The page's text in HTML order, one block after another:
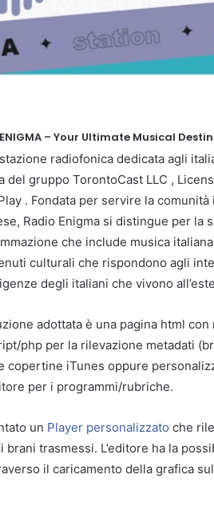
ENIGMA – Your Ultimate Musical
stazione radiofonica dedicata agli
del gruppo TorontoCast LLC ,
. Fondata per servire la comunità
Radio Enigma si distingue per la
che include musica
culturali che rispondono agli
degli italiani che vivono
adottata è una pagina html con
php per la rilevazione metadati
copertine iTunes oppure
per i programmi/rubriche.
un Player personalizzato che
trasmessi. L’editore ha la
il caricamento della grafica